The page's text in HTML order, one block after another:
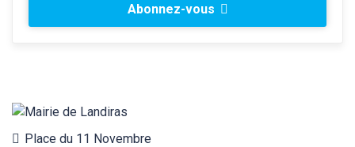
Abonnez-vous
Place du 11 Novembre